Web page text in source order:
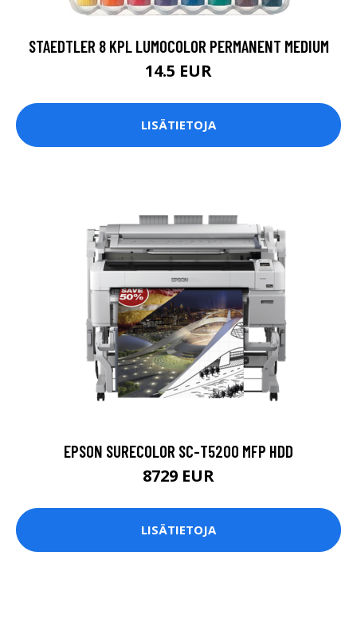
STAEDTLER 8 KPL LUMOCOLOR PERMANENT MEDIUM
14.5 EUR
LISÄTIETOJA
EPSON SURECOLOR SC-T5200 MFP HDD
8729 EUR
LISÄTIETOJA